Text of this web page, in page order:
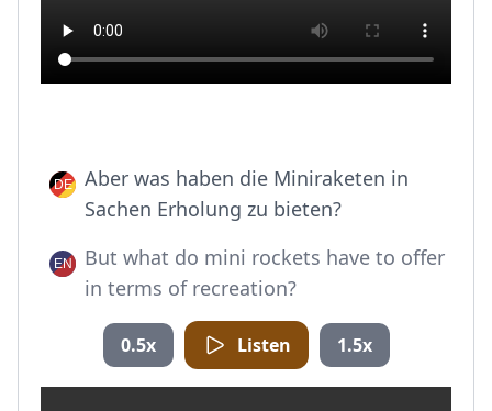
Aber was haben die Miniraketen in
Sachen Erholung zu bieten?
But what do mini rockets have to offer
in terms of recreation?
0.5x Listen 1.5x